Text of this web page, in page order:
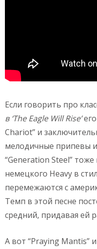
Если говорить про
в ‘The Eagle Will Rise’
Chariot” и
мелодичные припевы и
“Generation Steel”
немецкого Heavy в
перемежаются с
Темп в этой песне
средний, придавая ей
А вот “Praying Mantis”